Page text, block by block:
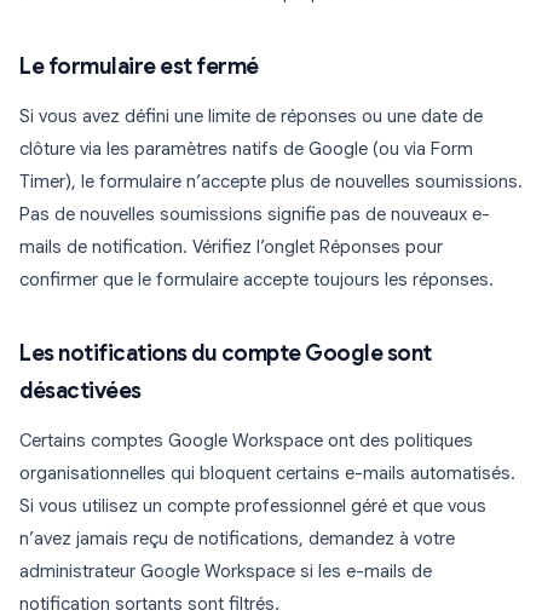
Le formulaire est fermé
Si vous avez défini une limite de réponses ou une date de
clôture via les paramètres natifs de Google (ou via Form
Timer), le formulaire n’accepte plus de nouvelles soumissions.
Pas de nouvelles soumissions signifie pas de nouveaux e-
mails de notification. Vérifiez l’onglet Réponses pour
confirmer que le formulaire accepte toujours les réponses.
Les notifications du compte Google sont
désactivées
Certains comptes Google Workspace ont des politiques
organisationnelles qui bloquent certains e-mails automatisés.
Si vous utilisez un compte professionnel géré et que vous
n’avez jamais reçu de notifications, demandez à votre
administrateur Google Workspace si les e-mails de
notification sortants sont filtrés.